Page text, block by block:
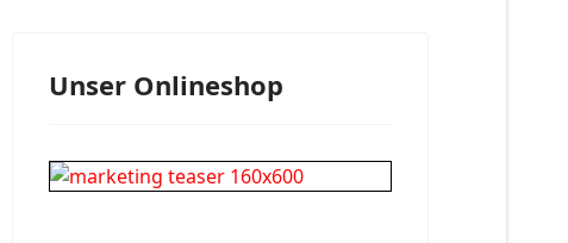
Unser Onlineshop